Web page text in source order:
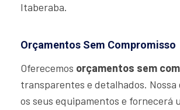
Itaberaba.
Orçamentos Sem Compromisso
Oferecemos orçamentos sem
transparentes e detalhados. Nossa
os seus equipamentos e fornecerá